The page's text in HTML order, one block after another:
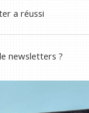
a réussi
newsletters ?